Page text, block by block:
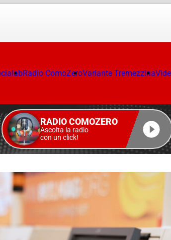
Radio ComoZeroVariante Tremezzina
RADIO COMOZERO
Ascolta la radio
con un click!